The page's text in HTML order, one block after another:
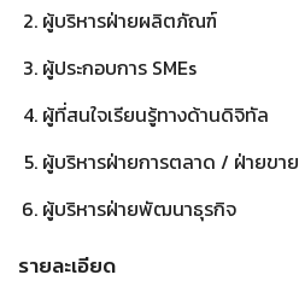
ผู้บริหารฝ่ายผลิตภัณฑ์
ผู้ประกอบการ SMEs
ผู้ที่สนใจเรียนรู้ทางด้านดิจิทัล
ผู้บริหารฝ่ายการตลาด / ฝ่ายขาย
ผู้บริหารฝ่ายพัฒนาธุรกิจ
รายละเอียด